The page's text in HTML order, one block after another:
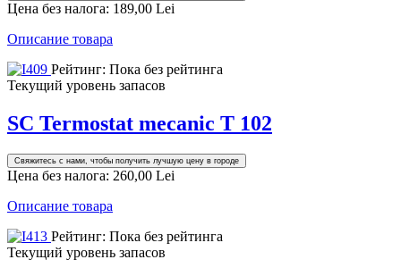
Цена без налога: 189,00 Lei
Описание товара
Рейтинг: Пока без рейтинга
Текущий уровень запасов
SC Termostat mecanic T 102
Свяжитесь с нами, чтобы получить лучшую цену в городе
Цена без налога: 260,00 Lei
Описание товара
Рейтинг: Пока без рейтинга
Текущий уровень запасов